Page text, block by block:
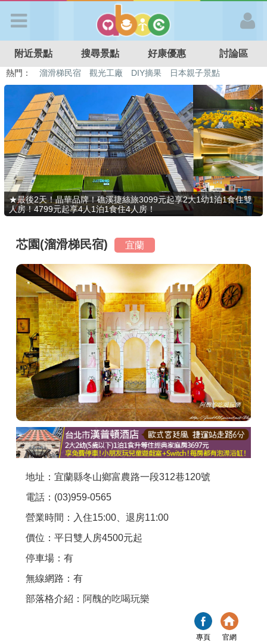
APP登入
首 頁
搜尋景點
好康優惠
最新消息
最新留言
商家合作
推薦景點
討論區
聯絡我們
APP下載
附近景點 搜尋景點 好康優惠 討論區
熱門： 溜滑梯民宿 觀光工廠 DIY摘果
日本親子景點
特色遊戲場
親子住房優惠 台北親子餐廳 溫泉泡湯SPA
★最後2天！晶華品牌！礁溪捷絲旅3099元起享2大1幼1泊1食住雙
人房！4799元起享4人1泊1食住4人房！
芯園(溜滑梯民宿) 宜蘭
地址：宜蘭縣冬山鄉富農路一段312巷120號
電話：(03)959-0565
營業時間：入住15:00、退房11:00
價位：平日雙人房4500元起
停車場：有
無線網路：有
部落格介紹： 阿醜的吃喝玩樂
專頁 官網